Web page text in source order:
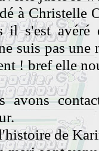
à Christelle
il s'est
suis pas
! bref elle
contacté
de